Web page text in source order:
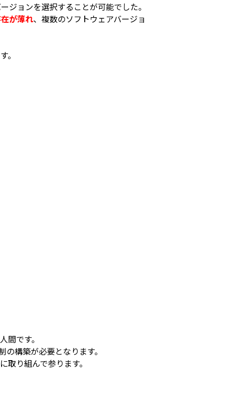
ジョンを選択することが可能でした。
が薄れ、複数のソフトウェアバージョ
。
です。
構築が必要となります。
り組んで参ります。